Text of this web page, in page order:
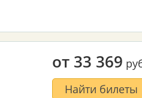
от 33 369
Найти билеты